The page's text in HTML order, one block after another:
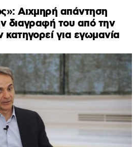
Αιχμηρή απάντηση
διαγραφή του από την
για εγωμανία